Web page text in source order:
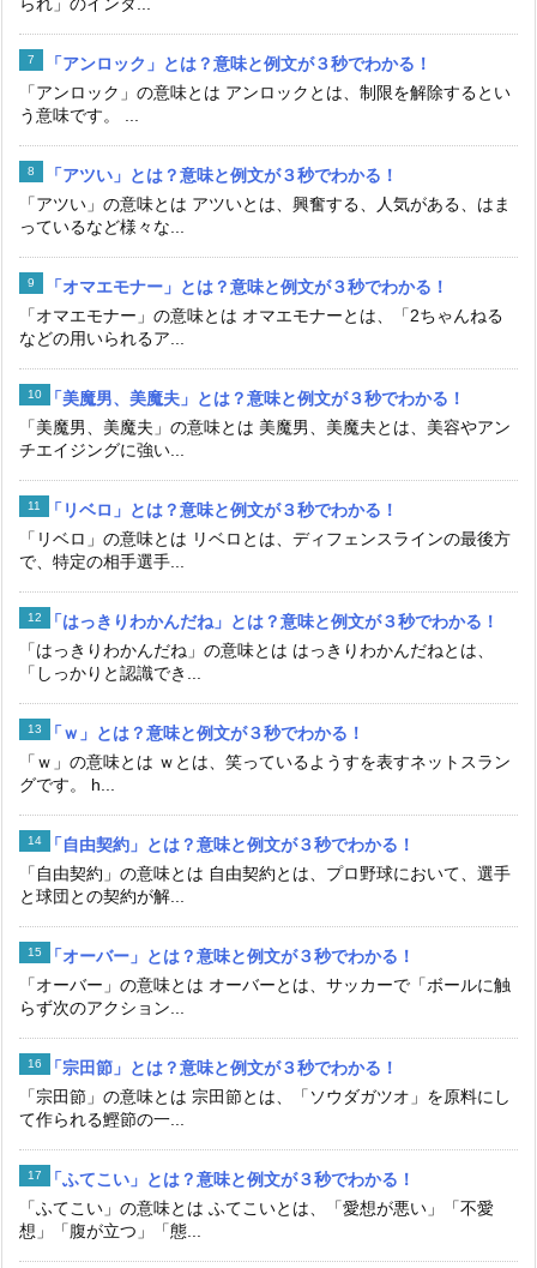
られ」のインタ...
「アンロック」とは？意味と例文が３秒でわかる！
「アンロック」の意味とは アンロックとは、制限を解除するとい
う意味です。 ...
「アツい」とは？意味と例文が３秒でわかる！
「アツい」の意味とは アツいとは、興奮する、人気がある、はま
っているなど様々な...
「オマエモナー」とは？意味と例文が３秒でわかる！
「オマエモナー」の意味とは オマエモナーとは、「2ちゃんねる
などの用いられるア...
「美魔男、美魔夫」とは？意味と例文が３秒でわかる！
「美魔男、美魔夫」の意味とは 美魔男、美魔夫とは、美容やアン
チエイジングに強い...
「リベロ」とは？意味と例文が３秒でわかる！
「リベロ」の意味とは リベロとは、ディフェンスラインの最後方
で、特定の相手選手...
「はっきりわかんだね」とは？意味と例文が３秒でわかる！
「はっきりわかんだね」の意味とは はっきりわかんだねとは、
「しっかりと認識でき...
「ｗ」とは？意味と例文が３秒でわかる！
「ｗ」の意味とは ｗとは、笑っているようすを表すネットスラン
グです。 h...
「自由契約」とは？意味と例文が３秒でわかる！
「自由契約」の意味とは 自由契約とは、プロ野球において、選手
と球団との契約が解...
「オーバー」とは？意味と例文が３秒でわかる！
「オーバー」の意味とは オーバーとは、サッカーで「ボールに触
らず次のアクション...
「宗田節」とは？意味と例文が３秒でわかる！
「宗田節」の意味とは 宗田節とは、「ソウダガツオ」を原料にし
て作られる鰹節の一...
「ふてこい」とは？意味と例文が３秒でわかる！
「ふてこい」の意味とは ふてこいとは、「愛想が悪い」「不愛
想」「腹が立つ」「態...